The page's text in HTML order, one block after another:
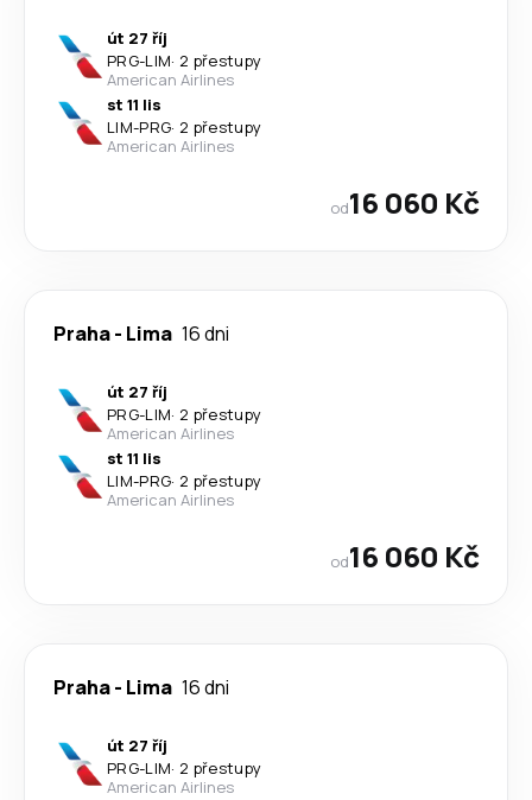
út 27 říj
PRG-LIM· 2 přestupy
American Airlines
st 11 lis
LIM-PRG· 2 přestupy
American Airlines
od16 060 Kč
Praha- Lima 16 dni
út 27 říj
PRG-LIM· 2 přestupy
American Airlines
st 11 lis
LIM-PRG· 2 přestupy
American Airlines
od16 060 Kč
Praha- Lima 16 dni
út 27 říj
PRG-LIM· 2 přestupy
American Airlines